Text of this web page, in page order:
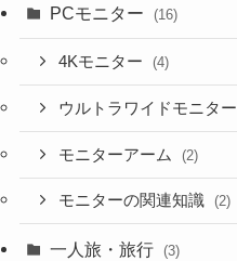
PCモニター (16)
4Kモニター (4)
ウルトラワイドモニター
モニターアーム (2)
モニターの関連知識 (2)
一人旅・旅行 (3)